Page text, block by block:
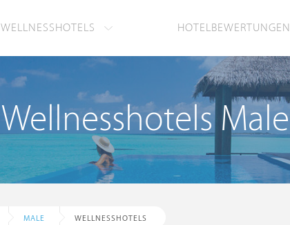
WELLNESSHOTELS HOTELBEWERTUNGEN
Wellnesshotels Male
MALE WELLNESSHOTELS